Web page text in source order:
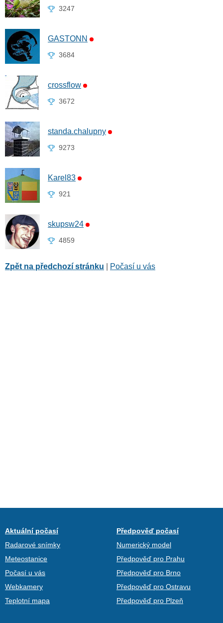
3247
GASTONN
3684
crossflow
3672
standa.chalupny
9273
Karel83
921
skupsw24
4859
Zpět na předchozí stránku Počasí u vás
Aktuální počasí
Radarové snímky
Meteostanice
Počasí u vás
Webkamery
Teplotní mapa
Předpověď počasí
Numerický model
Předpověď pro Prahu
Předpověď pro Brno
Předpověď pro Ostravu
Předpověď pro Plzeň